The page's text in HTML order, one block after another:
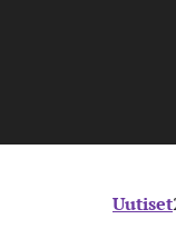
Uutiset